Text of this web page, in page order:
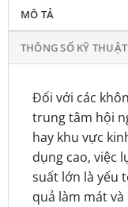
MÔ TẢ
THÔNG SỐ KỸ THUẬT
Đối với các
trung tâm hội
hay khu vực
dụng cao, việc
suất lớn là yếu
quả làm mát